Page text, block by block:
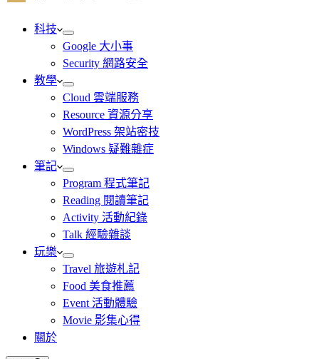
科技
Google 大小事
Security 網路安全
教學
Cloud 雲端服務
Resource 資源分享
WordPress 架站密技
Windows 疑難雜症
筆記
Program 程式筆記
Reading 閱讀筆記
Activity 活動紀錄
Talk 經驗雜談
玩樂
Travel 旅遊札記
Food 美食推薦
Event 活動體驗
Movie 影集心得
關於